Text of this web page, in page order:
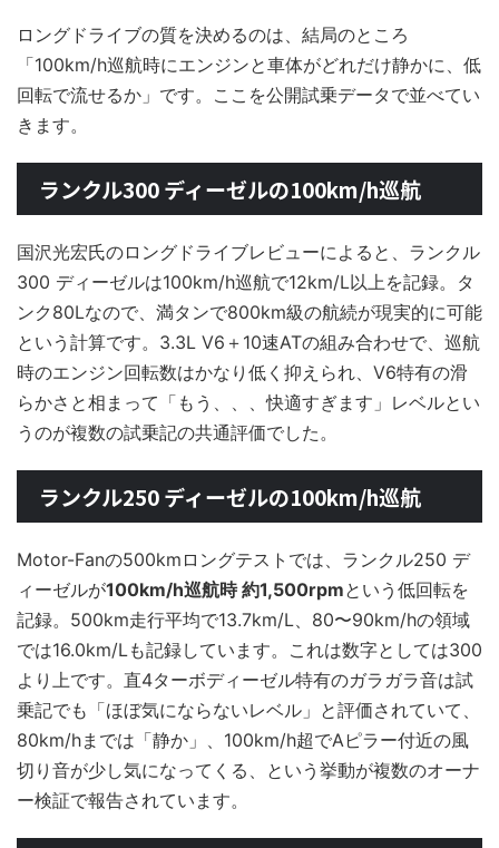
ロングドライブの質を決めるのは、結局のところ
「100km/h巡航時にエンジンと車体がどれだけ静かに、低
回転で流せるか」です。ここを公開試乗データで並べてい
きます。
ランクル300 ディーゼルの100km/h巡航
国沢光宏氏のロングドライブレビューによると、ランクル
300 ディーゼルは100km/h巡航で12km/L以上を記録。タ
ンク80Lなので、満タンで800km級の航続が現実的に可能
という計算です。3.3L V6＋10速ATの組み合わせで、巡航
時のエンジン回転数はかなり低く抑えられ、V6特有の滑
らかさと相まって「もう、、、快適すぎます」レベルとい
うのが複数の試乗記の共通評価でした。
ランクル250 ディーゼルの100km/h巡航
Motor-Fanの500kmロングテストでは、ランクル250 デ
ィーゼルが100km/h巡航時 約1,500rpmという低回転を
記録。500km走行平均で13.7km/L、80〜90km/hの領域
では16.0km/Lも記録しています。これは数字としては300
より上です。直4ターボディーゼル特有のガラガラ音は試
乗記でも「ほぼ気にならないレベル」と評価されていて、
80km/hまでは「静か」、100km/h超でAピラー付近の風
切り音が少し気になってくる、という挙動が複数のオーナ
ー検証で報告されています。